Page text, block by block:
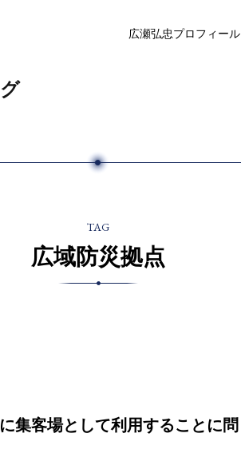
広瀬弘忠プロフィール
TAG
広域防災拠点
集客場として利用することに問